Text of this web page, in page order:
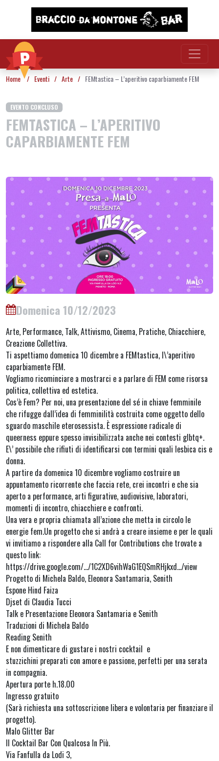
Vai al contenuto
Home / Eventi / Arte / FEMtastica – L’aperitivo caparbiamente FEM
EVENTO CONCLUSO
FEMTASTICA – L’APERITIVO
CAPARBIAMENTE FEM
Domenica 10/12/2023
Arte, Performance, Talk, Attivismo, Cinema, Pratiche, Chiacchiere,
Creazione Collettiva.
Ti aspettiamo domenica 10 dicembre a FEMtastica, l\’aperitivo
caparbiamente FEM.
Vogliamo ricominciare a mostrarci e a parlare di FEM come risorsa
politica, collettiva ed estetica.
Cos’è Fem? Per noi, una presentazione del sé in chiave femminile
che rifugge dall’idea di femminilità costruita come oggetto dello
sguardo maschile eterosessista. È espressione radicale di
queerness eppure spesso invisibilizzata anche nei contesti glbtq+.
E\’ possibile che rifiuti di identificarsi con termini quali lesbica cis e
donna.
A partire da domenica 10 dicembre vogliamo costruire un
appuntamento ricorrente che faccia rete, crei incontri e che sia
aperto a performance, arti figurative, audiovisive, laboratori,
momenti di incontro, chiacchiere e confronti.
Una vera e propria chiamata all’azione che metta in circolo le
energie fem.Un progetto che si andrà a creare insieme e per le quali
vi invitiamo a rispondere alla Call for Contributions che trovate a
questo link:
https://drive.google.com/…/1C2XD6vihWaG1EQSmRHjkxd…/view
Progetto di Michela Baldo, Eleonora Santamaria, Senith
Espone Hind Faiza
Djset di Claudia Tucci
Talk e Presentazione Eleonora Santamaria e Senith
Traduzioni di Michela Baldo
Reading Senith
E non dimenticare di gustare i nostri cocktail e
stuzzichini preparati con amore e passione, perfetti per una serata
in compagnia.
Apertura porte h.18.00
Ingresso gratuito
(Sarà richiesta una sottoscrizione libera e volontaria per finanziare il
progetto).
Malo Glitter Bar
Il Cocktail Bar Con Qualcosa In Più.
Via Fanfulla da Lodi 3,